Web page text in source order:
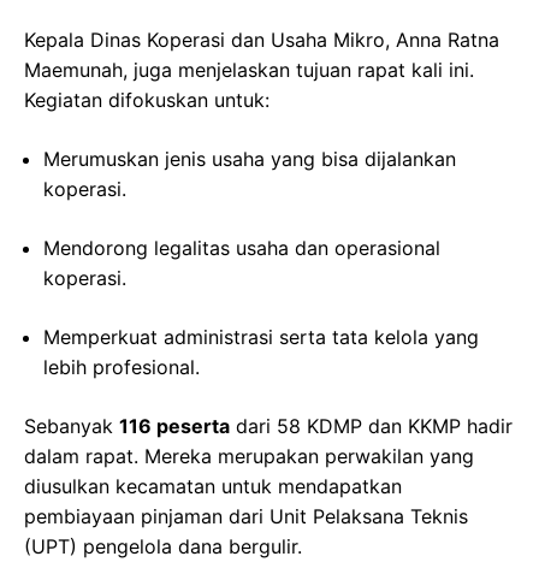
Kepala Dinas Koperasi dan Usaha Mikro, Anna Ratna
Maemunah, juga menjelaskan tujuan rapat kali ini.
Kegiatan difokuskan untuk:
Merumuskan jenis usaha yang bisa dijalankan
koperasi.
Mendorong legalitas usaha dan operasional
koperasi.
Memperkuat administrasi serta tata kelola yang
lebih profesional.
Sebanyak 116 peserta dari 58 KDMP dan KKMP hadir
dalam rapat. Mereka merupakan perwakilan yang
diusulkan kecamatan untuk mendapatkan
pembiayaan pinjaman dari Unit Pelaksana Teknis
(UPT) pengelola dana bergulir.